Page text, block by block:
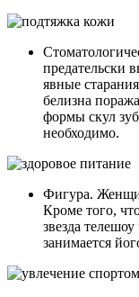
предательски
явные
белизна
формы скул
необходимо.
Фигура.
Кроме того,
звезда
занимается